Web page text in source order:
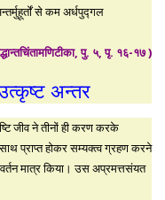
से कम अर्धपुद्गल
पु. ५, पृ. १६-१७ )
अन्तर
जीव ने तीनों ही करण करके
प्राप्त होकर सम्यक्त्व ग्रहण करने
मात्र किया। उस अप्रमत्तसंयत